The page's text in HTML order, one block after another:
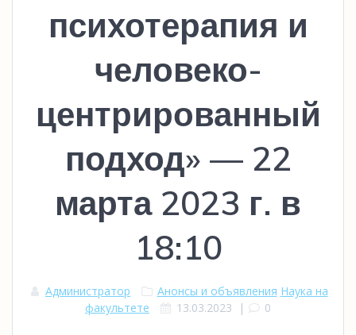
психотерапия и
человеко-
центрированный
подход» — 22
марта 2023 г. в
18:10
Администратор Анонсы и объявления Наука на
факультете
13.03.2023 | 0